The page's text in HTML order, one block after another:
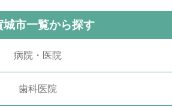
城市一覧から探す
病院・医院
歯科医院